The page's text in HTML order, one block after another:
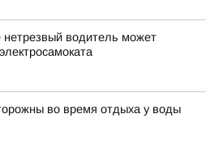
водитель может
во время отдыха у воды